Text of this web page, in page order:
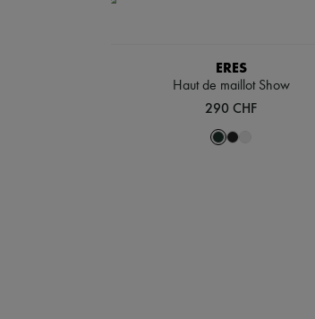
ERES
Haut de maillot Show
290 CHF